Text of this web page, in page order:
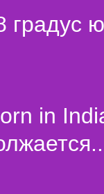
градус
in